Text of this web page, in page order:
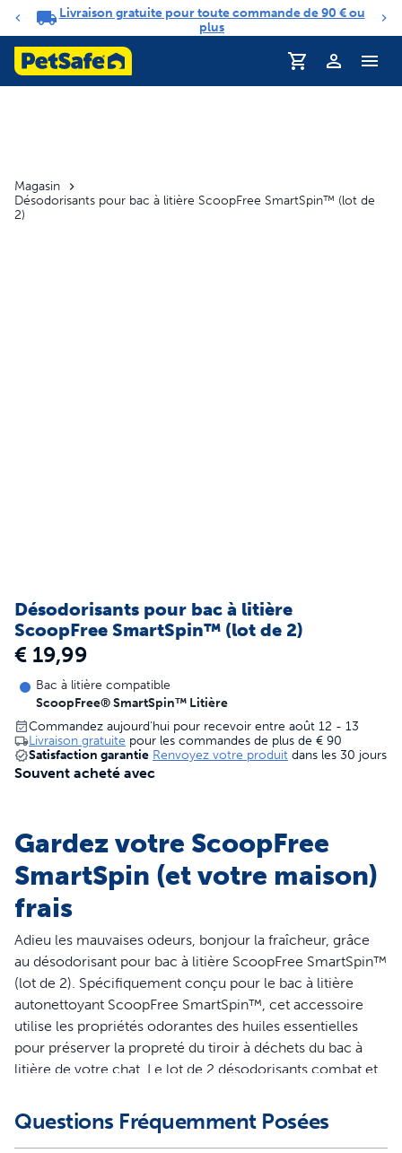
Carrousel de notifications
Livraison gratuite pour toute commande de 90 € ou
plus
Profil
Magasin
Désodorisants pour bac à litière ScoopFree SmartSpin™ (lot de
2)
Désodorisants pour bac à litière
ScoopFree SmartSpin™ (lot de 2)
€ 19,99
Bac à litière compatible
ScoopFree® SmartSpin™ Litière
Commandez aujourd'hui pour recevoir entre août 12 - 13
Livraison gratuite pour les commandes de plus de € 90
Satisfaction garantie Renvoyez votre produit dans les 30 jours
Souvent acheté avec
Gardez votre ScoopFree
SmartSpin (et votre maison)
frais
Adieu les mauvaises odeurs, bonjour la fraîcheur, grâce
au désodorisant pour bac à litière ScoopFree SmartSpin™
(lot de 2). Spécifiquement conçu pour le bac à litière
autonettoyant ScoopFree SmartSpin™, cet accessoire
utilise les propriétés odorantes des huiles essentielles
pour préserver la propreté du tiroir à déchets du bac à
litière de votre chat. Le lot de 2 désodorisants combat et
de votre chat, assurant ainsi la fraîcheur de votre intérieur.
Pour l'installer, retirez simplement l'étiquette et insérez le
Questions Fréquemment Posées